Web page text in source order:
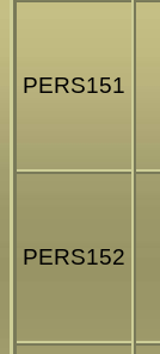
PERS151
PERS152